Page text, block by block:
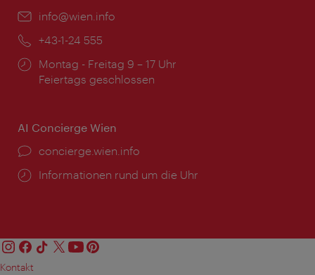
Email:
info@wien.info
Telefon:
+43-1-24 555
Öffnungszeiten:
Montag - Freitag 9 – 17 Uhr
Feiertags geschlossen
AI Concierge Wien
Ort:
concierge.wien.info
Öffnungszeiten:
Informationen rund um die Uhr
Kontakt